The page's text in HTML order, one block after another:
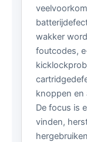
wakker
foutcodes,
knoppen en
De focus is
vinden,